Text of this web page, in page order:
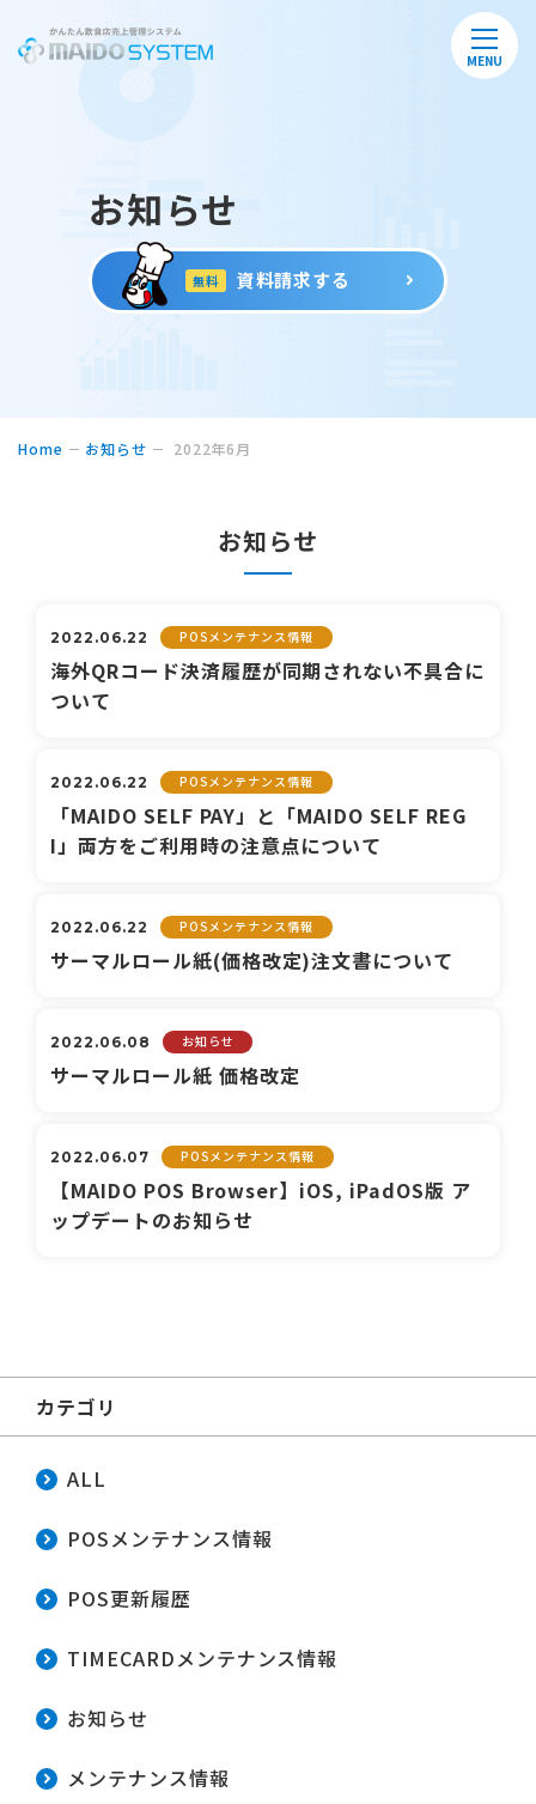
MENU
お知らせ
無料 資料請求する
Home お知らせ 2022年6月
お知らせ
2022.06.22 POSメンテナンス情報
海外QRコード決済履歴が同期されない不具合に
ついて
2022.06.22 POSメンテナンス情報
「MAIDO SELF PAY」と「MAIDO SELF REG
I」両方をご利用時の注意点について
2022.06.22 POSメンテナンス情報
サーマルロール紙(価格改定)注文書について
2022.06.08 お知らせ
サーマルロール紙 価格改定
2022.06.07 POSメンテナンス情報
【MAIDO POS Browser】iOS, iPadOS版 ア
ップデートのお知らせ
カテゴリ
ALL
POSメンテナンス情報
POS更新履歴
TIMECARDメンテナンス情報
お知らせ
メンテナンス情報